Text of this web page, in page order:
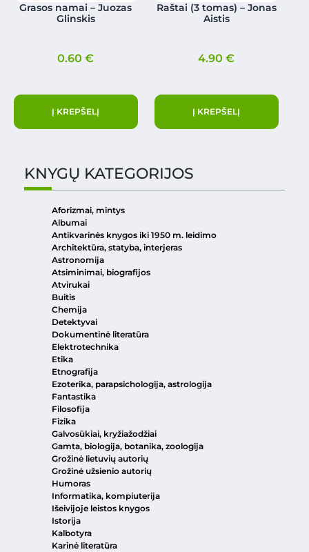
Grasos namai – Juozas
Glinskis
0.60€
Į KREPŠELĮ
Raštai (3 tomas) – Jonas
Aistis
4.90€
Į KREPŠELĮ
KNYGŲ KATEGORIJOS
Aforizmai, mintys
Albumai
Antikvarinės knygos iki 1950 m. leidimo
Architektūra, statyba, interjeras
Astronomija
Atsiminimai, biografijos
Atvirukai
Buitis
Chemija
Detektyvai
Dokumentinė literatūra
Elektrotechnika
Etika
Etnografija
Ezoterika, parapsichologija, astrologija
Fantastika
Filosofija
Fizika
Galvosūkiai, kryžiažodžiai
Gamta, biologija, botanika, zoologija
Grožinė lietuvių autorių
Grožinė užsienio autorių
Humoras
Informatika, kompiuterija
Išeivijoje leistos knygos
Istorija
Kalbotyra
Karinė literatūra